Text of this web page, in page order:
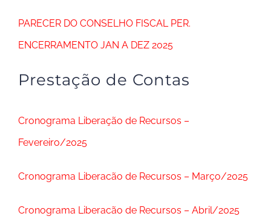
PARECER DO CONSELHO FISCAL PER.
ENCERRAMENTO JAN A DEZ 2025
Prestação de Contas
Cronograma Liberação de Recursos –
Fevereiro/2025
Cronograma Liberacão de Recursos – Março/2025
Cronograma Liberacão de Recursos – Abril/2025